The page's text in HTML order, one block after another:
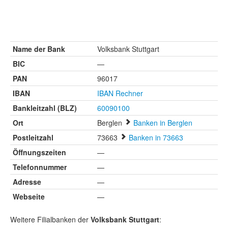
Name der Bank
Volksbank Stuttgart
BIC
—
PAN
96017
IBAN
IBAN Rechner
Bankleitzahl (BLZ)
60090100
Ort
Berglen
Banken in Berglen
Postleitzahl
73663
Banken in 73663
Öffnungszeiten
—
Telefonnummer
—
Adresse
—
Webseite
—
Weitere Filialbanken der Volksbank Stuttgart: